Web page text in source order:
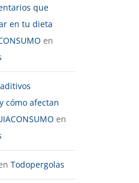
que
en tu dieta
en
cómo afectan
en
Todopergolas